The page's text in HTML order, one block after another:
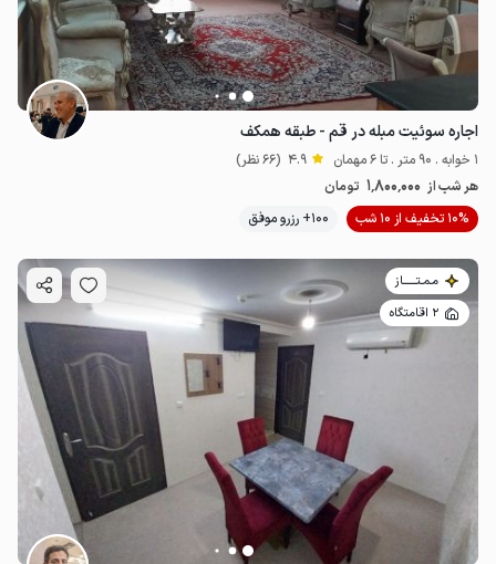
550٬000ت 5
اجاره سوئیت مبله در قم - طبقه همکف
1 خوابه . 90 متر . تا 6 مهمان 4.9 (66 نظر)
هر شب از 1٬800٬000 تومان
10% تخفیف از 10 شب
100+ رزرو موفق
مـمـتــــــاز
2 اقامتگاه